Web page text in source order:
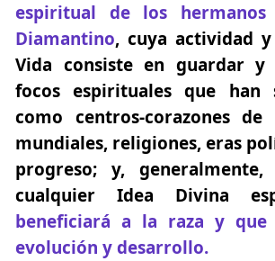
espiritual de los hermanos
Diamantino, cuya actividad
Vida consiste en guardar
focos espirituales que han
como centros-corazones de
mundiales, religiones, eras
progreso; y,
cualquier Idea Divina
beneficiará a la raza y que
evolución y desarrollo.